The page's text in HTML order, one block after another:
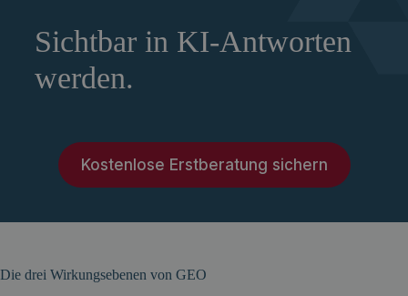
Sichtbar in KI-Antworten
werden.
Kostenlose Erstberatung sichern
Die drei Wirkungsebenen von GEO